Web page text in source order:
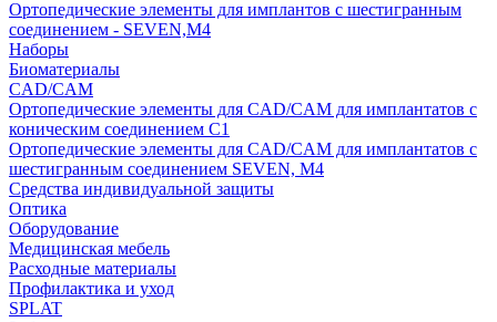
Ортопедические элементы для имплантов с шестигранным
соединением - SEVEN,M4
Наборы
Биоматериалы
CAD/CAM
Ортопедические элементы для CAD/CAM для имплантатов с
коническим соединением С1
Ортопедические элементы для CAD/CAM для имплантатов с
шестигранным соединением SEVEN, М4
Средства индивидуальной защиты
Оптика
Оборудование
Медицинская мебель
Расходные материалы
Профилактика и уход
SPLAT